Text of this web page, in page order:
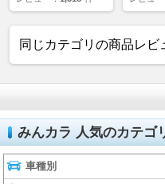
同じカテゴリの商品レビ
みんカラ 人気のカテゴ
車種別